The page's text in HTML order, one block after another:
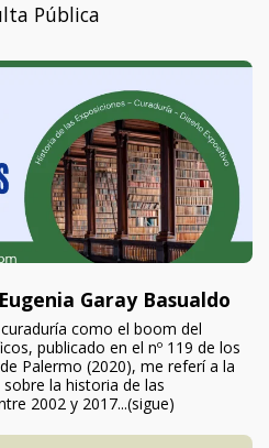
Pública
Garay Basualdo
como el boom del
publicado en el nº 119 de los
Palermo (2020), me referí a la
la historia de las
2002 y 2017...(sigue)